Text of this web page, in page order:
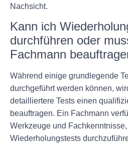
Nachsicht.
Kann ich
durchführen oder
Fachmann
Während einige grundlegende
durchgeführt werden können,
detailliertere Tests einen
beauftragen. Ein Fachmann
Werkzeuge und
Wiederholungstests